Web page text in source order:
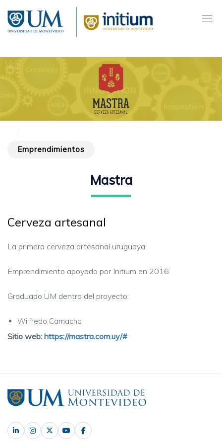
contenido
principal
Emprendimientos
Mastra
Cerveza artesanal
La primera cerveza artesanal uruguaya.
Emprendimiento apoyado por Initium en 2016.
Graduado UM dentro del proyecto:
Wilfredo Camacho
Sitio web: https://mastra.com.uy/#